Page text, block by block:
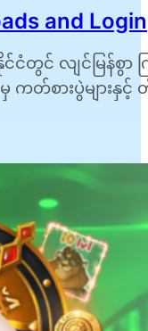
and Login
ငံတွင် လျင်မြန်စွာ
ျားမှ ကတ်စားပွဲမ